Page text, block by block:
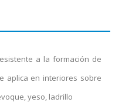
a la formación de
aplica en interiores sobre
yeso, ladrillo